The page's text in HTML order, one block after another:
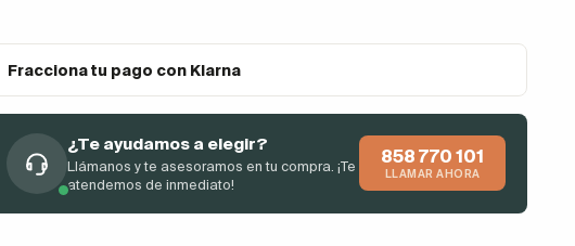
Fracciona tu pago con Klarna
¿Te ayudamos a elegir?
Llámanos y te asesoramos en tu compra. ¡Te
atendemos de inmediato!
858 770 101
LLAMAR AHORA